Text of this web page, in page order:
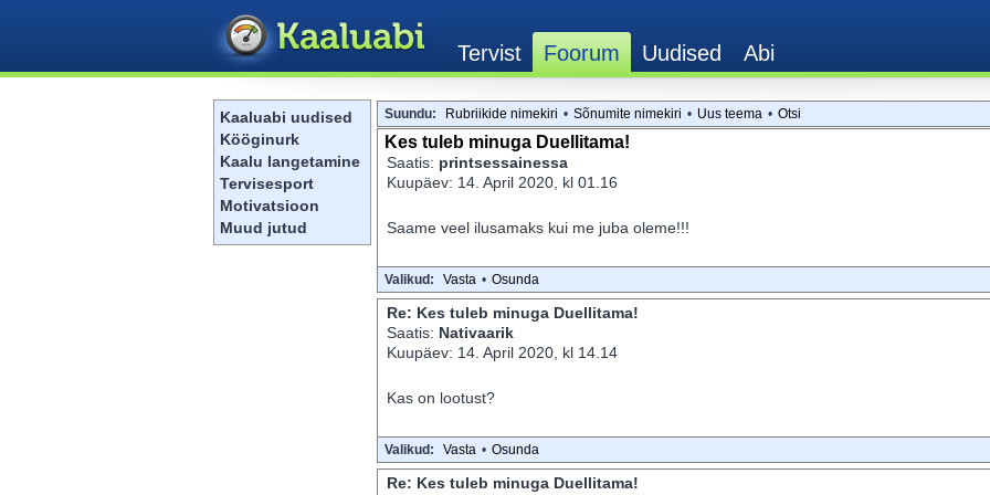
Kaaluabi uudised
Kööginurk
Kaalu langetamine
Tervisesport
Motivatsioon
Muud jutud
Suundu: Rubriikide nimekiri • Sõnumite nimekiri • Uus teema • Otsi
Kes tuleb minuga Duellitama!
Saatis: printsessainessa
Kuupäev: 14. April 2020, kl 01.16
Saame veel ilusamaks kui me juba oleme!!!
Valikud: Vasta • Osunda
Re: Kes tuleb minuga Duellitama!
Saatis: Nativaarik
Kuupäev: 14. April 2020, kl 14.14
Kas on lootust?
Valikud: Vasta • Osunda
Re: Kes tuleb minuga Duellitama!